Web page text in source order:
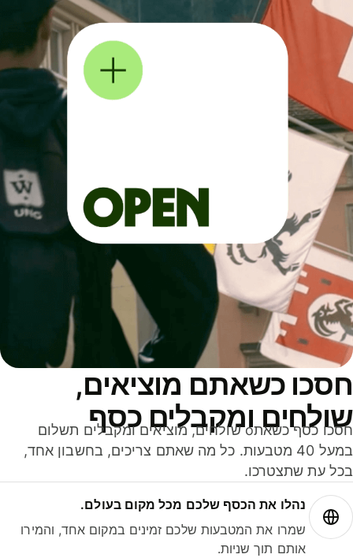
חסכו כשאתם מוציאים,
שולחים ומקבלים כסף
חסכו כסף כשאתo שולחים, מוציאים ומקבלים תשלום
במעל 40 מטבעות. כל מה שאתם צריכים, בחשבון אחד,
בכל עת שתצטרכו.
נהלו את הכסף שלכם מכל מקום בעולם.
שמרו את המטבעות שלכם זמינים במקום אחד, והמירו
אותם תוך שניות.